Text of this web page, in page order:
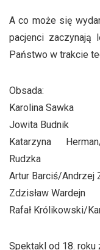
A co może się
pacjenci zaczynają
Państwo w trakcie
Obsada:
Karolina Sawka
Jowita Budnik
Katarzyna
Rudzka
Artur Barciś/Andrzej
Zdzisław Wardejn
Rafał Królikowski/
Spektakl od 18. roku